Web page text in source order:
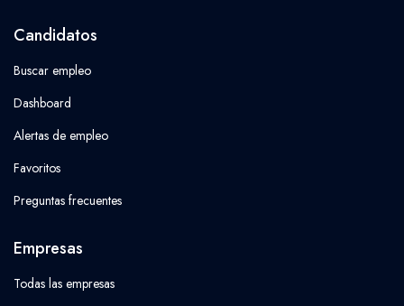
Candidatos
Buscar empleo
Dashboard
Alertas de empleo
Favoritos
Preguntas frecuentes
Empresas
Todas las empresas